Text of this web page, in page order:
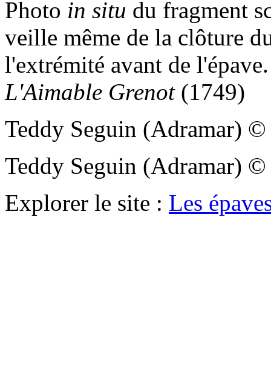
Photo in situ du fragment
veille même de la clôture
l'extrémité avant de
L'Aimable Grenot(1749)
Teddy Seguin (Adramar)
Teddy Seguin (Adramar)
Explorer le site : Les